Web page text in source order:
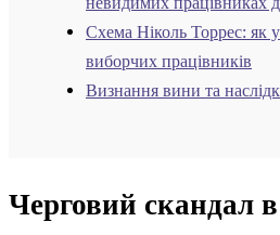
Схема Ніколь Торрес: як
виборчих працівників
Визнання вини та
Черговий скандал